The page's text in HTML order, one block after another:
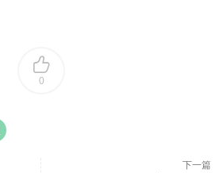
0
下一篇